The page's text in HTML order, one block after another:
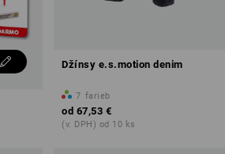
Džínsy e.s.motion denim
7 farieb
od 67,53 €
(v. DPH) od 10 ks